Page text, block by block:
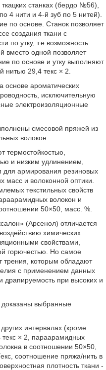
станках (бердо №56),
4 нити и 4-й зуб по 5 нитей).
по основе. Станок позволяет
создания ткани с
по утку, т.е возможность
вместо одной позволяет
по основе и утку выполняют
29,4 текс × 2.
основе ароматических
исключительную
электроизоляционные
смесовой пряжей из
волокон.
термостойкостью,
и низким удлинением,
для армирования резиновых
масс и волоконной оптики.
текстильных свойств
волокон и
50×50, масс. %.
(Арсенол) отличается
химических
свойствами,
горючестью. Но самое
трения, которым обладают
с применением данных
драпируемость при высоких и
выбранные
интервалах (кроме
× 2, параарамидных
в соотношении 50×50,
соотношение пряжа/нить в
плотность ткани -